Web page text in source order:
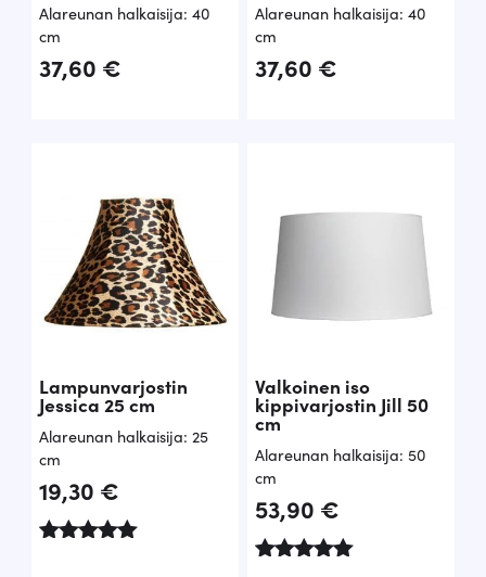
Alareunan halkaisija: 40
cm
37,60 €
Alareunan halkaisija: 40
cm
37,60 €
Lampunvarjostin
Jessica 25 cm
Alareunan halkaisija: 25
cm
19,30 €
Valkoinen iso
kippivarjostin Jill 50
cm
Alareunan halkaisija: 50
cm
53,90 €